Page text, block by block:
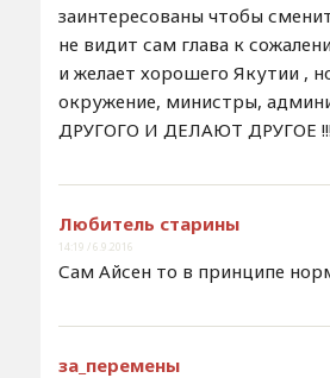
заинтересованы чтобы
не видит сам глава к
и желает хорошего Якутии ,
окружение, министры,
ДРУГОГО И ДЕЛАЮТ ДРУГОЕ !!!
Любитель старины
14:19 / 6.9.2016
Сам Айсен то в принципе
за_перемены